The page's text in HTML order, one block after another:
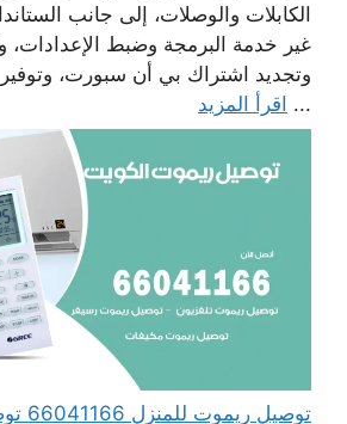
الكابلات والوصلات، إلى جانب
غير خدمة البرمجة وضبط الإعدادات،
وتجديد اشتراك بي أن سبورت، وتوفير
... اقرأ المزيد
توصيل